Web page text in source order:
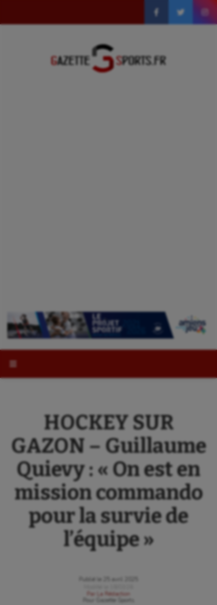
HOCKEY SUR
GAZON – Guillaume
Quievy : « On est en
mission commando
pour la survie de
l’équipe »
Publié le
25 avril 2025
Par
La Rédaction
Gazette Sports